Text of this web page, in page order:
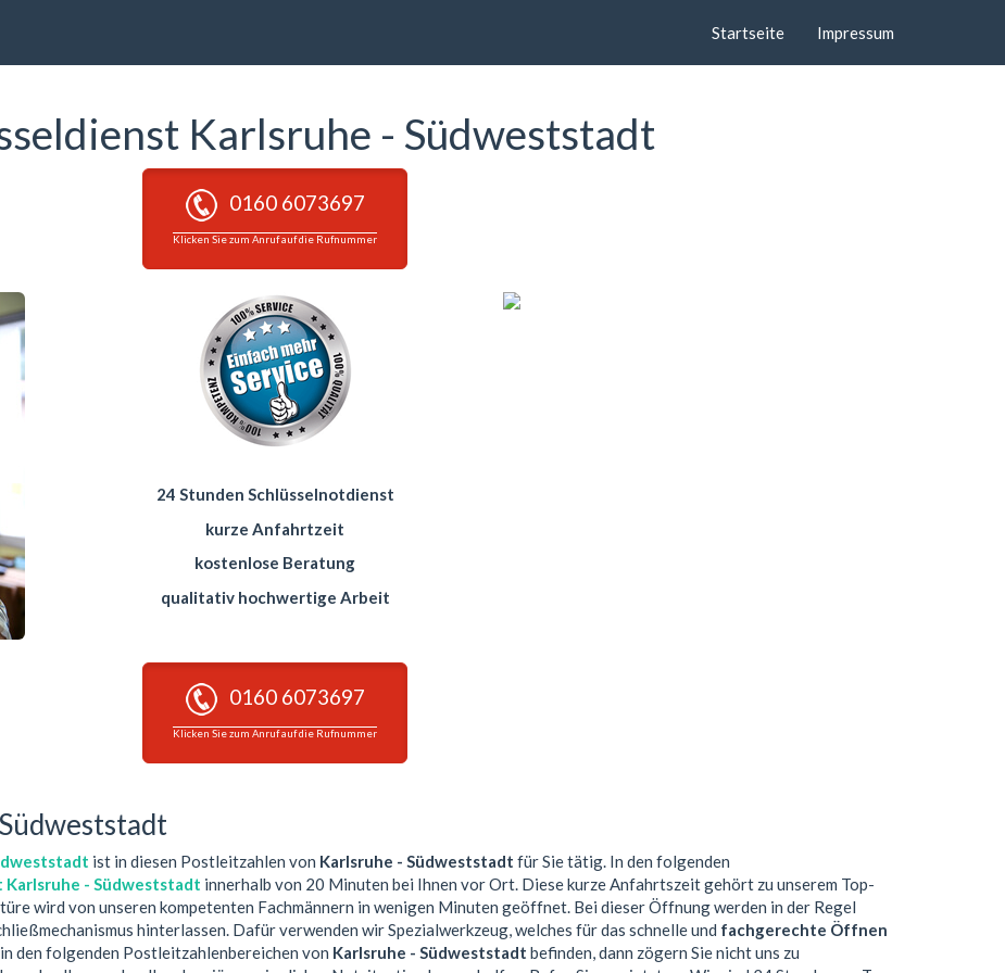
Startseite Impressum
Karlsruhe - Südweststadt
0160 6073697
Klicken Sie zum Anruf auf die Rufnummer
24 Stunden Schlüsselnotdienst
kurze Anfahrtzeit
kostenlose Beratung
qualitativ hochwertige Arbeit
0160 6073697
Klicken Sie zum Anruf auf die Rufnummer
ist in diesen Postleitzahlen von Karlsruhe - Südweststadt für Sie tätig. In den folgenden
Karlsruhe - Südweststadt innerhalb von 20 Minuten bei Ihnen vor Ort. Diese kurze Anfahrtszeit gehört zu unserem Top-
wird von unseren kompetenten Fachmännern in wenigen Minuten geöffnet. Bei dieser Öffnung werden in der Regel
hinterlassen. Dafür verwenden wir Spezialwerkzeug, welches für das schnelle und fachgerechte Öffnen
den folgenden Postleitzahlenbereichen von Karlsruhe - Südweststadt befinden, dann zögern Sie nicht uns zu